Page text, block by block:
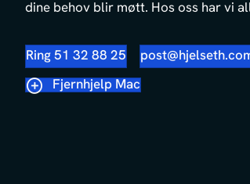
dine behov blir møtt. Hos oss har vi
Ring 51 32 88 25
Fjernhjelp Mac